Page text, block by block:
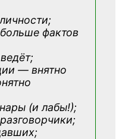
фактов
— внятно
(и лабы!);